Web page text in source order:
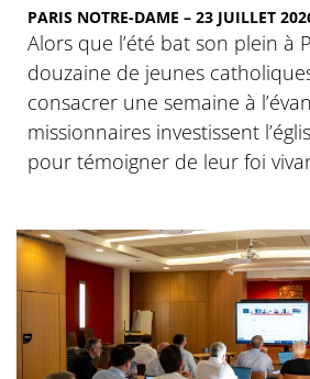
PARIS NOTRE-DAME – 23 JUILLET
Alors que l’été bat son plein à
douzaine de jeunes
consacrer une semaine à
missionnaires investissent
pour témoigner de leur foi